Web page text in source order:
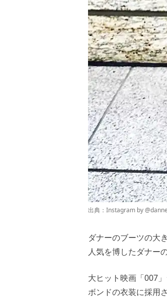
出典：Instagram by
ダナーのブーツの大
人気を博したダナー
大ヒット映画「007
ボンドの衣装に採用